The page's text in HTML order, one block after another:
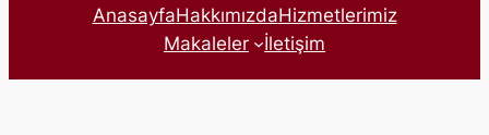
AnasayfaHakkımızdaHizmetlerimiz
Makaleler
İletişim